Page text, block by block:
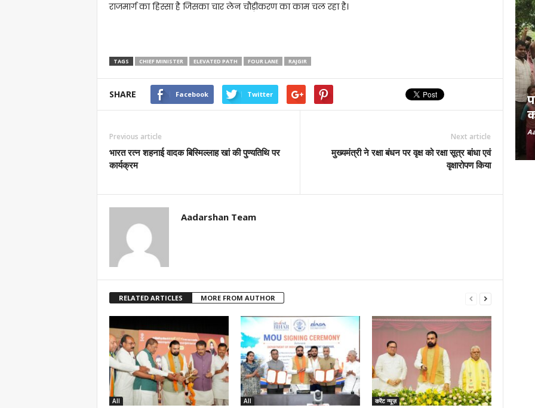
राजमार्ग का हिस्सा है जिसका चार लेन चौड़ीकरण का काम चल रहा है।
TAGS CHIEF MINISTER ELEVATED PATH FOUR LANE RAJGIR
SHARE Facebook Twitter
Previous article
भारत रत्न शहनाई वादक बिस्मिल्लाह खां की पुण्यतिथि पर
कार्यक्रम
Next article
मुख्यमंत्री ने रक्षा बंधन पर वृक्ष को रक्षा सूत्र बांधा एवं
वृक्षारोपण किया
Aadarshan Team
RELATED ARTICLES MORE FROM AUTHOR
All All करेंट न्यूज़